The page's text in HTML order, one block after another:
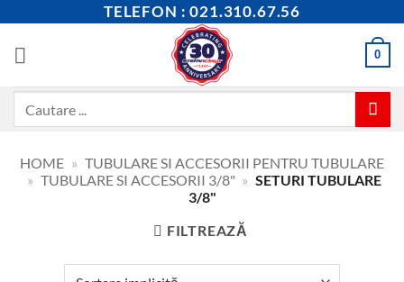
content
TELEFON : 021.310.67.56
0
HOME » TUBULARE SI ACCESORII PENTRU TUBULARE
» TUBULARE SI ACCESORII 3/8" » SETURI TUBULARE
3/8"
FILTREAZĂ